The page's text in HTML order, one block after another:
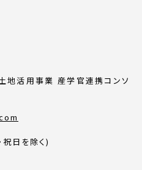
地活用事業 産学官連携コンソ
日を除く)